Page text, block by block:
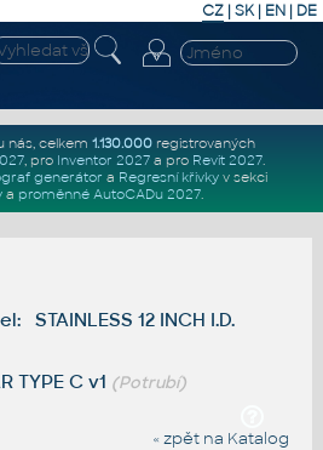
CZ | SK| EN | DE
nás, celkem 1.130.000registrovaných
, pro Inventor 2027a pro Revit 2027.
generátor a Regresní křivkyv sekci
a proměnné AutoCADu 2027.
STAINLESS 12 INCH I.D.
TYPE C v1 (Potrubí)
« zpět na Katalog